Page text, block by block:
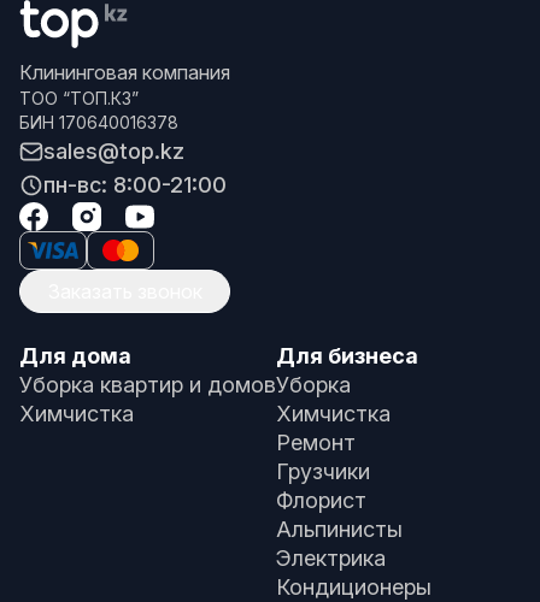
Клининговая компания
ТОО “ТОП.КЗ”
БИН 170640016378
sales@top.kz
пн-вс: 8:00-21:00
Для дома
Уборка квартир и домов
Химчистка
Для бизнеса
Уборка
Химчистка
Ремонт
Грузчики
Флорист
Альпинисты
Электрика
Кондиционеры